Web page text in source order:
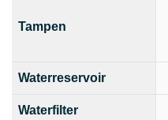
Tampen
Waterreservoir
Waterfilter